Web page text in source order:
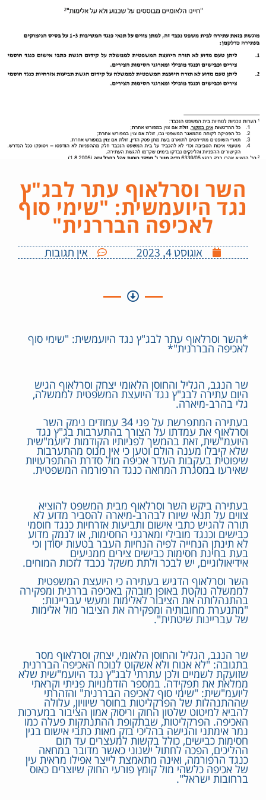
השר וסרלאוף עתר לבג"ץ
נגד היועמשית: "שימי סוף
לאכיפה הבררנית"
אוגוסט 4, 2023 אין תגובות
*השר וסרלאוף עתר לבג"ץ נגד היועמשית: "שימי סוף
לאכיפה הבררנית"*
שר הנגב, הגליל והחוסן הלאומי יצחק וסרלאוף הגיש
היום עתירה לבג"ץ נגד היועצת המשפטית לממשלה,
גלי בהרב-מיארה.
בעתירה המתפרשת על פני 34 עמודים נימק השר
וסרלאוף את עמדתו על הצורך בהתערבות בג"ץ נגד
היועמ"שית, זאת בהמשך לפניותיו הקודמות ליועמ"שית
שלא קיבלו מענה הולם וטען כי אין מנוס מהתערבות
שיפוטית בעקבות העדר אכיפה מול סדרת ההתפרעויות
שאירעו במסגרת המחאה כנגד הרפורמה המשפטית.
בעתירה ביקש השר וסרלאוף מבית המשפט להוציא
צווים על תנאי שיורו לבהרב-מיארה להסביר מדוע לא
תורה להגיש כתבי אישום ותביעות אזרחיות כנגד חוסמי
כבישים וכנגד מובילי ומארגני החסימות, או לנמק מדוע
לא תינתן הנחייה לפיה הנחיות העבר בטעות יסודן וכי
בעת בחינת חסימות כבישים צירים ממניעים
אידיאולוגיים, יש לבכר ולתת משקל נכבד לזכות המוחים.
השר וסרלאוף הדגיש בעתירה כי היועצת המשפטית
לממשלה נוקטת באופן מובהק באכיפה בררנית ומפקירה
בהתנהלותה את הציבור לאלימות ומעשי עבריינות:
"מתנערת מחובותיה ומפקירה את הציבור מול אלימות
של עבריינות שיטתית".
שר הנגב, הגליל והחוסן הלאומי, יצחק וסרלאוף מסר
בתגובה: "לא אנוח ולא אשקוט לנוכח האכיפה הבררנית
שזועקת לשמיים ולכן עתרתי לבג"ץ נגד היועמ"שית שלא
ממלאת את תפקידה. במספר הזדמנויות פניתי וקראתי
ליועמ"שית: "שימי סוף לאכיפה הבררנית" והזהרתי
שההתנהלות של הפרקליטות בחוסר שיוויון, עלולה
להביא למיטוט שלטון החוק וריסוק אמון הציבור במערכות
האכיפה. הפרקליטות, שבתקופת ההתנתקות פעלה כמו
נמר אימתני והגישה בהליכי בזק מאות כתבי אישום בגין
חסימות כבישים, כולל בקשות למעצרים עד תום
ההליכים, הפכה לחתול ישנוני כאשר מדובר במחאה
כנגד הרפורמה, ואינה מתאמצת לייצר אפילו מראית עין
של אכיפה כלשהי מול קומץ פורעי החוק שיוצרים כאוס
ברחובות ישראל".